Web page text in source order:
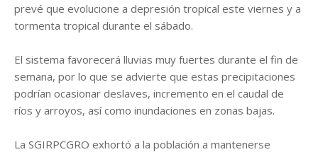
prevé que evolucione a depresión tropical este viernes y a
tormenta tropical durante el sábado.
El sistema favorecerá lluvias muy fuertes durante el fin de
semana, por lo que se advierte que estas precipitaciones
podrían ocasionar deslaves, incremento en el caudal de
ríos y arroyos, así como inundaciones en zonas bajas.
La SGIRPCGRO exhortó a la población a mantenerse